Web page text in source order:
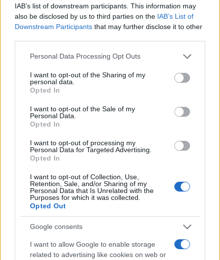
IAB’s list of downstream participants. This information may
also be disclosed by us to third parties on the IAB’s List of
Downstream Participants that may further disclose it to other
Please note that this website/app uses one or more Google
not limited to your visit or usage behaviour. You may click to
grant or deny consent to Google and its third-party tags to
use your data for below specified purposes in below Google
consent section.
Personal Data Processing Opt Outs
I want to opt-out of the Sharing of my
personal data.
Opted In
I want to opt-out of the Sale of my
Personal Data.
Opted In
I want to opt-out of processing my
Personal Data for Targeted Advertising.
Opted In
I want to opt-out of Collection, Use,
Retention, Sale, and/or Sharing of my
Personal Data that Is Unrelated with the
Purposes for which it was collected.
Opted Out
Google consents
I want to allow Google to enable storage
related to advertising like cookies on web or